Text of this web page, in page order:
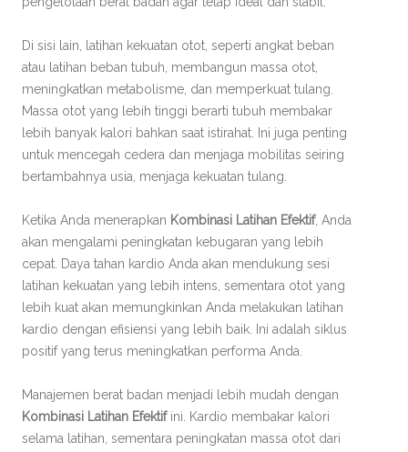
Di sisi lain, latihan kekuatan otot, seperti angkat beban
atau latihan beban tubuh, membangun massa otot,
meningkatkan metabolisme, dan memperkuat tulang.
Massa otot yang lebih tinggi berarti tubuh membakar
lebih banyak kalori bahkan saat istirahat. Ini juga penting
untuk mencegah cedera dan menjaga mobilitas seiring
bertambahnya usia, menjaga kekuatan tulang.
Ketika Anda menerapkan Kombinasi Latihan Efektif, Anda
akan mengalami peningkatan kebugaran yang lebih
cepat. Daya tahan kardio Anda akan mendukung sesi
latihan kekuatan yang lebih intens, sementara otot yang
lebih kuat akan memungkinkan Anda melakukan latihan
kardio dengan efisiensi yang lebih baik. Ini adalah siklus
positif yang terus meningkatkan performa Anda.
Manajemen berat badan menjadi lebih mudah dengan
Kombinasi Latihan Efektifini. Kardio membakar kalori
selama latihan, sementara peningkatan massa otot dari